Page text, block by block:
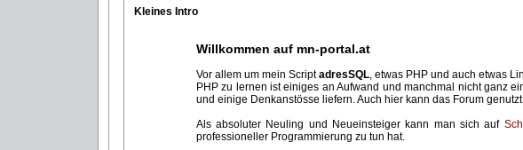
Kleines Intro
Willkommen auf mn-portal.at
Vor allem um mein ScriptadresSQL, etwas PHP und auch etwas
PHP zu lernen ist einiges an Aufwand und manchmal nicht ganz
und einige Denkanstösse liefern. Auch hier kann das Forum genutzt
Als absoluter Neuling und Neueinsteiger kann man sich auf
professioneller Programmierung zu tun hat.